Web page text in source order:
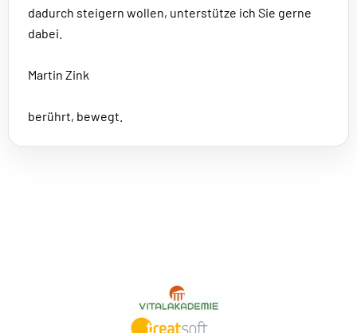
dadurch steigern wollen, unterstütze ich Sie gerne
dabei.
Martin Zink
berührt, bewegt.